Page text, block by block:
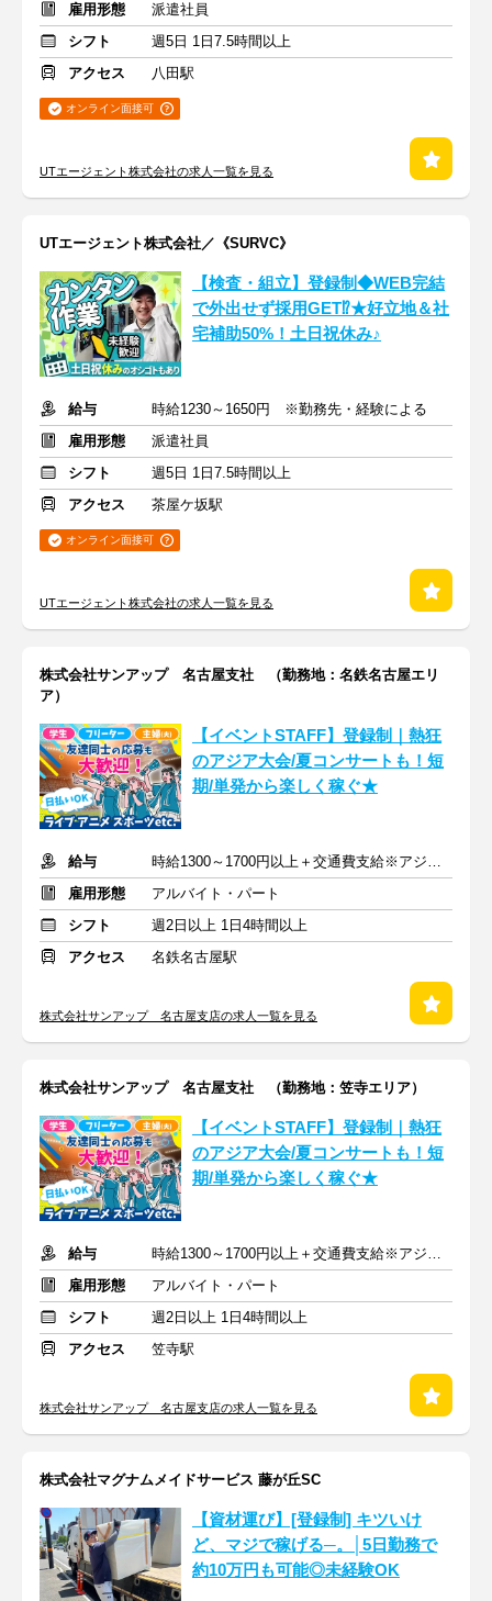
雇用形態
派遣社員
シフト
週5日 1日7.5時間以上
アクセス
八田駅
オンライン面接可
UTエージェント株式会社の求人一覧を見る
UTエージェント株式会社／《SURVC》
【検査・組立】登録制◆WEB完結
で外出せず採用GET⁉★好立地＆社
宅補助50%！土日祝休み♪
給与
時給1230～1650円 ※勤務先・経験による
雇用形態
派遣社員
シフト
週5日 1日7.5時間以上
アクセス
茶屋ケ坂駅
オンライン面接可
UTエージェント株式会社の求人一覧を見る
株式会社サンアップ 名古屋支社 （勤務地：名鉄名古屋エリ
ア）
【イベントSTAFF】登録制｜熱狂
のアジア大会/夏コンサートも！短
期/単発から楽しく稼ぐ★
給与
時給1300～1700円以上＋交通費支給※アジア大会手当もあり
雇用形態
アルバイト・パート
シフト
週2日以上 1日4時間以上
アクセス
名鉄名古屋駅
株式会社サンアップ 名古屋支店の求人一覧を見る
株式会社サンアップ 名古屋支社 （勤務地：笠寺エリア）
【イベントSTAFF】登録制｜熱狂
のアジア大会/夏コンサートも！短
期/単発から楽しく稼ぐ★
給与
時給1300～1700円以上＋交通費支給※アジア大会手当もあり
雇用形態
アルバイト・パート
シフト
週2日以上 1日4時間以上
アクセス
笠寺駅
株式会社サンアップ 名古屋支店の求人一覧を見る
株式会社マグナムメイドサービス 藤が丘SC
【資材運び】[登録制] キツいけ
ど、マジで稼げる─。│5日勤務で
約10万円も可能◎未経験OK